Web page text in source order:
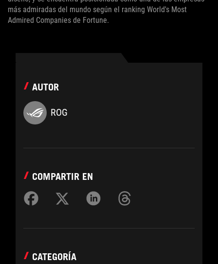
más admiradas del mundo según el ranking World's Most
Admired Companies de Fortune.
AUTOR
ROG
COMPARTIR EN
CATEGORÍA